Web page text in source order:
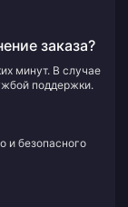
заказа?
минут. В случае
поддержки.
и безопасного